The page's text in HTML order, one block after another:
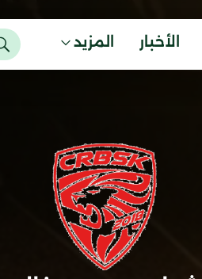
الأخبار المزيد